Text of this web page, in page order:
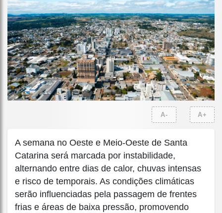
A- A+
A semana no Oeste e Meio-Oeste de Santa
Catarina será marcada por instabilidade,
alternando entre dias de calor, chuvas intensas
e risco de temporais. As condições climáticas
serão influenciadas pela passagem de frentes
frias e áreas de baixa pressão, promovendo